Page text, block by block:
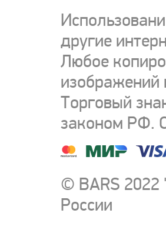
другие
Любое
изображений
Торговый
законом РФ.
© BARS
России